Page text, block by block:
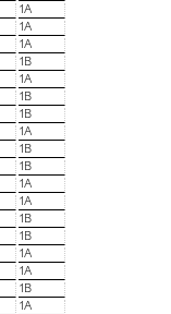
1A
1A
1A
1B
1A
1B
1B
1A
1B
1B
1A
1A
1B
1B
1A
1A
1B
1A